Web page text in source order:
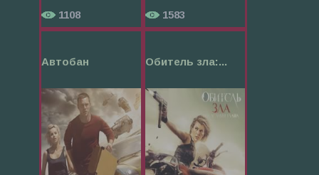
1108 1583
Автобан Обитель зла:...